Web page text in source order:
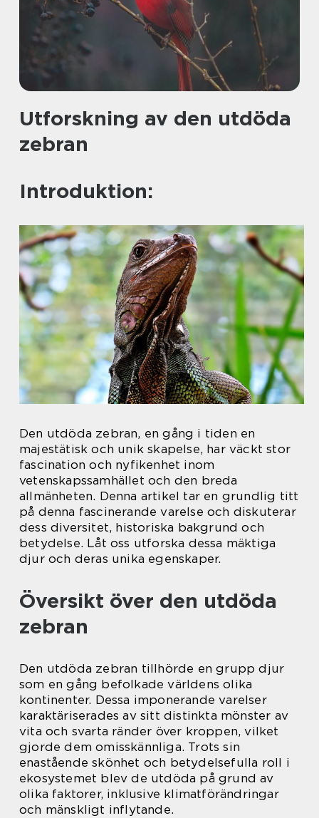
Utforskning av den utdöda
zebran
Introduktion:
Den utdöda zebran, en gång i tiden en
majestätisk och unik skapelse, har väckt stor
fascination och nyfikenhet inom
vetenskapssamhället och den breda
allmänheten. Denna artikel tar en grundlig titt
på denna fascinerande varelse och diskuterar
dess diversitet, historiska bakgrund och
betydelse. Låt oss utforska dessa mäktiga
djur och deras unika egenskaper.
Översikt över den utdöda
zebran
Den utdöda zebran tillhörde en grupp djur
som en gång befolkade världens olika
kontinenter. Dessa imponerande varelser
karaktäriserades av sitt distinkta mönster av
vita och svarta ränder över kroppen, vilket
gjorde dem omisskännliga. Trots sin
enastående skönhet och betydelsefulla roll i
ekosystemet blev de utdöda på grund av
olika faktorer, inklusive klimatförändringar
och mänskligt inflytande.